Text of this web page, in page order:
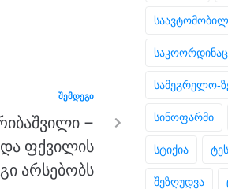
ᲨᲔᲛᲓᲔᲒᲘ
–
ფქვილის
არსებობს
სამეგრელო-
სინოფარმი
სტიქია
შეზღუდვა